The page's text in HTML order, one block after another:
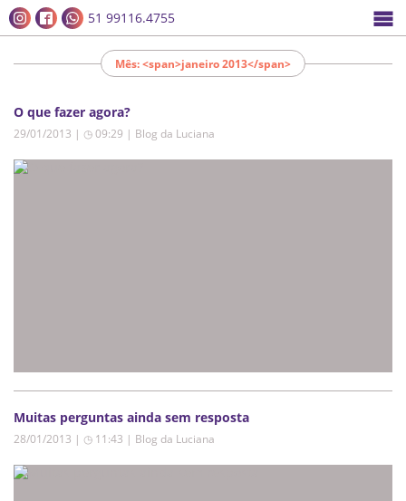
51 99116.4755
Mês: <span>janeiro 2013</span>
O que fazer agora?
29/01/2013 | ◷ 09:29 | Blog da Luciana
Muitas perguntas ainda sem resposta
28/01/2013 | ◷ 11:43 | Blog da Luciana